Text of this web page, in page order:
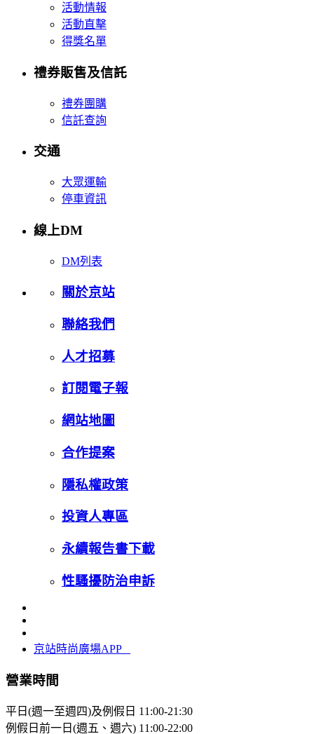
活動情報
活動直擊
得獎名單
禮券販售及信託
禮券團購
信託查詢
交通
大眾運輸
停車資訊
線上DM
DM列表
關於京站
聯絡我們
人才招募
訂閱電子報
網站地圖
合作提案
隱私權政策
投資人專區
永續報告書下載
性騷擾防治申訴
京站時尚廣場APP
營業時間
平日(週一至週四)及例假日 11:00-21:30
例假日前一日(週五、週六) 11:00-22:00